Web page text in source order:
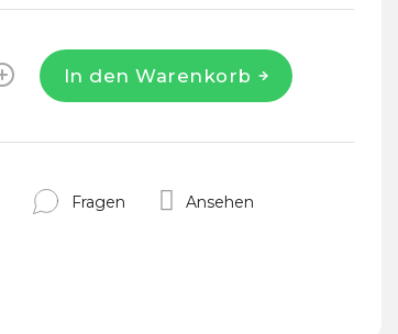
In den Warenkorb
Fragen Ansehen